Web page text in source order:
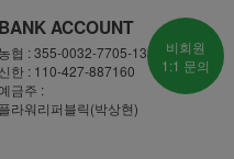
BANK ACCOUNT
농협 : 355-0032-7705-13
신한 : 110-427-887160
금주 :
플라워리퍼블릭(박상현)
비회원
1:1 문의